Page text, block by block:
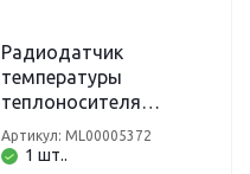
Радиодатчик
температуры
теплоносителя
МЛ-785, 868 МГц ZONT
1 шт..
Артикул: ML00005372